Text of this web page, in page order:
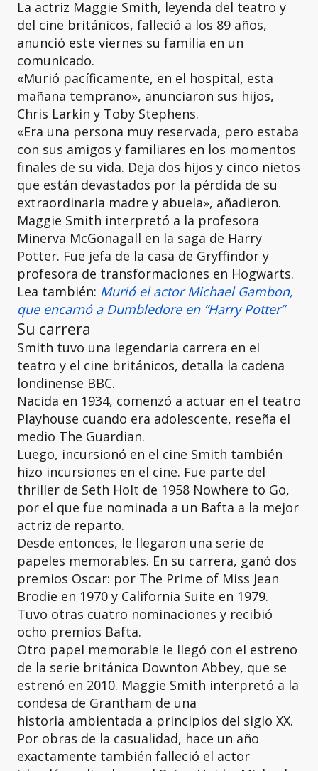
La actriz Maggie Smith, leyenda del teatro y
del cine británicos, falleció a los 89 años,
anunció este viernes su familia en un
comunicado.
«Murió pacíficamente, en el hospital, esta
mañana temprano», anunciaron sus hijos,
Chris Larkin y Toby Stephens.
«Era una persona muy reservada, pero estaba
con sus amigos y familiares en los momentos
finales de su vida. Deja dos hijos y cinco nietos
que están devastados por la pérdida de su
extraordinaria madre y abuela», añadieron.
Maggie Smith interpretó a la profesora
Minerva McGonagall en la saga de Harry
Potter. Fue jefa de la casa de Gryffindor y
profesora de transformaciones en Hogwarts.
Lea también: Murió el actor Michael Gambon,
que encarnó a Dumbledore en “Harry Potter”
Su carrera
Smith tuvo una legendaria carrera en el
teatro y el cine británicos, detalla la cadena
londinense BBC.
Nacida en 1934, comenzó a actuar en el teatro
Playhouse cuando era adolescente, reseña el
medio The Guardian.
Luego, incursionó en el cine Smith también
hizo incursiones en el cine. Fue parte del
thriller de Seth Holt de 1958 Nowhere to Go,
por el que fue nominada a un Bafta a la mejor
actriz de reparto.
Desde entonces, le llegaron una serie de
papeles memorables. En su carrera, ganó dos
premios Oscar: por The Prime of Miss Jean
Brodie en 1970 y California Suite en 1979.
Tuvo otras cuatro nominaciones y recibió
ocho premios Bafta.
Otro papel memorable le llegó con el estreno
de la serie británica Downton Abbey, que se
estrenó en 2010. Maggie Smith interpretó a la
condesa de Grantham de una
historia ambientada a principios del siglo XX.
Por obras de la casualidad, hace un año
exactamente también falleció el actor